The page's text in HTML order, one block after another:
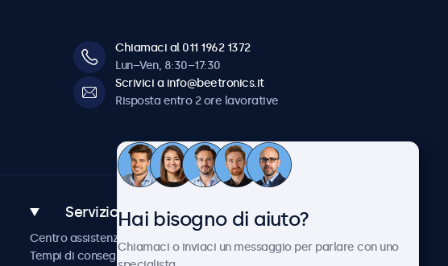
Chiamaci al 011 1962 1372
Lun–Ven, 8:30–17:30
Scrivici a info@beetronics.it
Risposta entro 2 ore lavorative
Servizio Clienti
Centro assistenza
Tempi di consegna
Chi siamo
Notizie e aggiornamenti
Hai bisogno di aiuto?
Chiamaci o inviaci un messaggio per parlare con uno